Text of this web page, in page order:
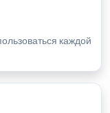
каждой